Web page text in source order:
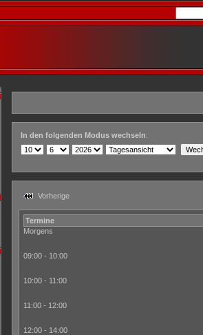
In den folgenden Modus wechseln:
Vorherige
Termine
Morgens
09:00 - 10:00
10:00 - 11:00
11:00 - 12:00
12:00 - 14:00